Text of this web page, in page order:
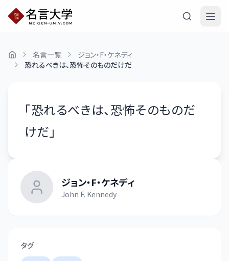
名言一覧
ジョン・F・ケネディ
恐れるべきは、恐怖そのものだけだ
「恐れるべきは、恐怖そのものだ
けだ 」
ジョン・F・ケネディ
John F. Kennedy
タグ